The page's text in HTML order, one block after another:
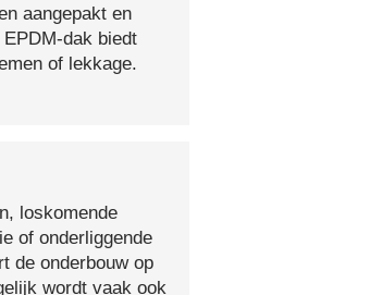
aangepakt en
dak biedt
of lekkage.
loskomende
of onderliggende
de onderbouw op
wordt vaak ook